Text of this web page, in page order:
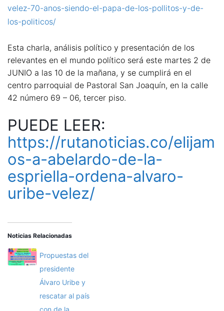
velez-70-anos-siendo-el-papa-de-los-pollitos-y-de-
los-politicos/
Esta charla, análisis político y presentación de los
relevantes en el mundo político será este martes 2 de
JUNIO a las 10 de la mañana, y se cumplirá en el
centro parroquial de Pastoral San Joaquín, en la calle
42 número 69 – 06, tercer piso.
PUEDE LEER:
https://rutanoticias.co/elijam
os-a-abelardo-de-la-
espriella-ordena-alvaro-
uribe-velez/
Noticias Relacionadas
Propuestas del
presidente
Álvaro Uribe y
rescatar al país